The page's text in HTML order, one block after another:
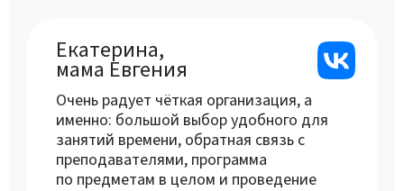
Екатерина,
мама Евгения
Очень радует чёткая организация, а
именно: большой выбор удобного для
занятий времени, обратная связь с
преподавателями, программа
по предметам в целом и проведение